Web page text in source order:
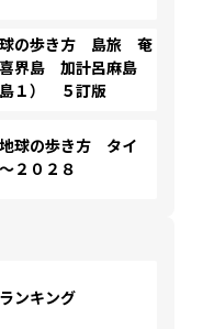
の歩き方 島旅 奄
界島 加計呂麻島
島１） ５訂版
球の歩き方 タイ
２０２８
ンキング